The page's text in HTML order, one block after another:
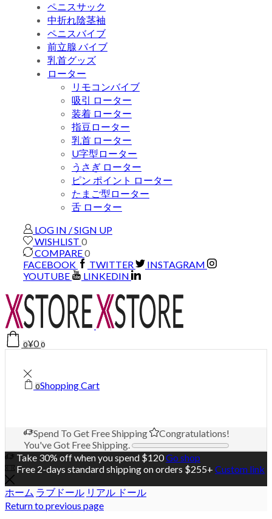
ペニスサック
中折れ陰茎袖
ペニスバイブ
前立腺 バイブ
乳首グッズ
ローター
リモコンバイブ
吸引 ローター
装着 ローター
指豆ローター
乳首 ローター
U字型ローター
うさぎ ローター
ピン ポイント ローター
たまご型ローター
舌 ローター
LOG IN / SIGN UP
WISHLIST 0
COMPARE0
FACEBOOK
TWITTER
INSTAGRAM
YOUTUBE
LINKEDIN
0¥0 0
0Shopping Cart
Spend To Get Free Shipping
Congratulations!
You've Got Free Shipping.
Take 30% off when you spend $120Go shop
Free 2-days standard shipping on orders $255+ Custom link
ホーム ラブドール リアル ドール
Return to previous page